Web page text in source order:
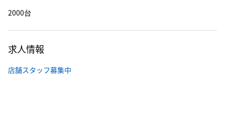
2000台
求人情報
店舗スタッフ募集中